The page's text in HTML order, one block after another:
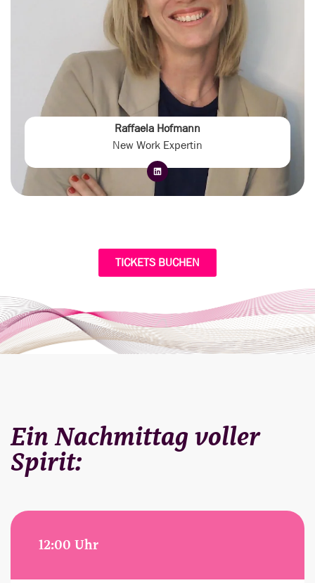
Raffaela Hofmann
New Work Expertin
TICKETS BUCHEN
Ein Nachmittag voller
Spirit:
12:00 Uhr